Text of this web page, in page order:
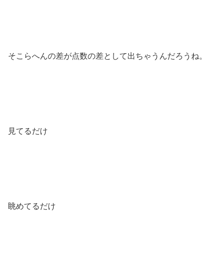
そこらへんの差が点数の差として出ちゃうんだろうね。
見てるだけ
眺めてるだけ